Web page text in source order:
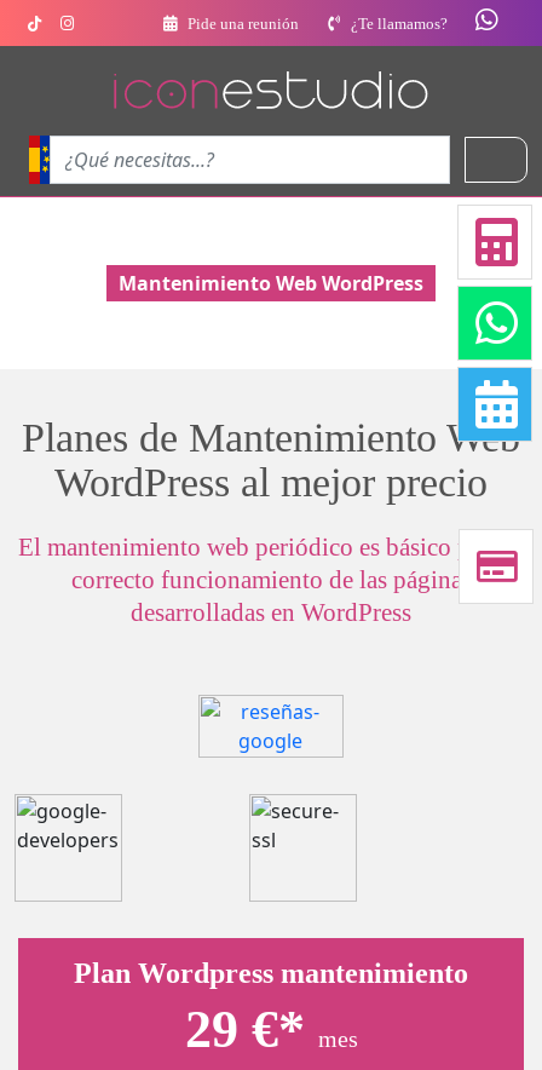
Pide una reunión ¿Te llamamos?
Mantenimiento Web WordPress
Planes de Mantenimiento Web
WordPress al mejor precio
El mantenimiento web periódico es básico para el
correcto funcionamiento de las páginas
desarrolladas en WordPress
Plan Wordpress mantenimiento
29 €* mes